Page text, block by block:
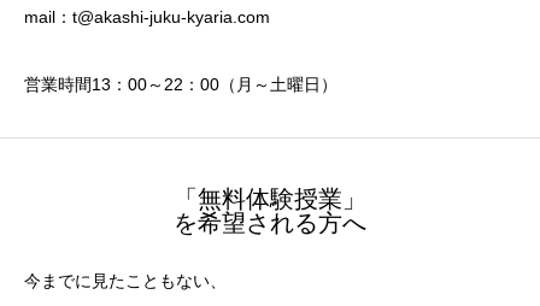
mail：t@akashi-juku-kyaria.com
営業時間13：00～22：00（月～土曜日）
「無料体験授業」
を希望される方へ
今までに見たこともない、